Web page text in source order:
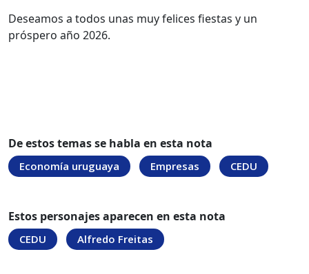
Deseamos a todos unas muy felices fiestas y un
próspero año 2026.
De estos temas se habla en esta nota
Economía uruguaya Empresas CEDU
Estos personajes aparecen en esta nota
CEDU Alfredo Freitas